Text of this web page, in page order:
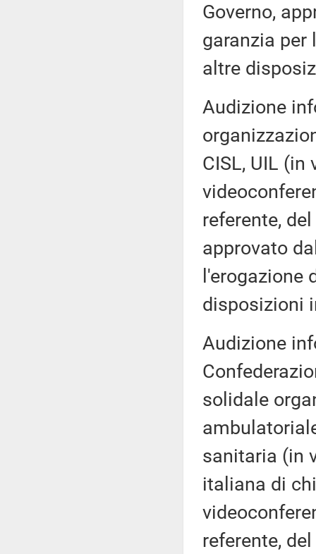
Governo,
garanzia per
altre
Audizione
CISL, UIL (in
referente,
approvato
l'erogazione
disposizioni
Audizione
solidale
sanitaria (in
italiana di
referente,